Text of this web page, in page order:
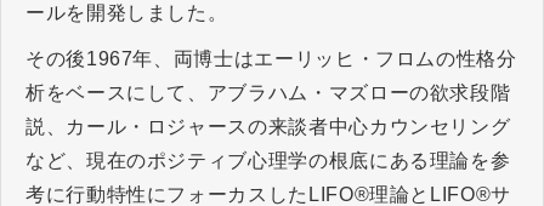
ールを開発しました。
その後1967年、両博士はエーリッヒ・フロムの性格分
析をベースにして、アブラハム・マズローの欲求段階
説、カール・ロジャースの来談者中心カウンセリング
など、現在のポジティブ心理学の根底にある理論を参
考に行動特性にフォーカスしたLIFO®理論とLIFO®サ